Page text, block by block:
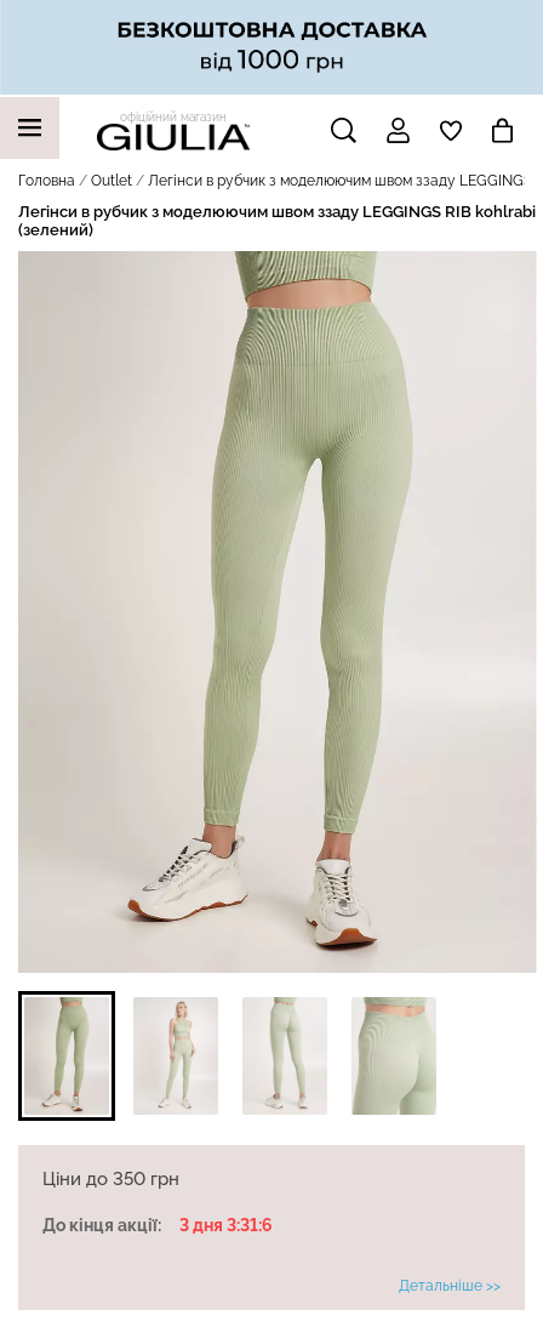
офіційний магазин
Головна Outlet Легінси в рубчик з моделюючим швом ззаду LEGGINGS
Легінси в рубчик з моделюючим швом ззаду LEGGINGS RIB kohlrabi
(зелений)
Ціни до 350 грн
До кінця акції: 3 дня 3:31:5
Детальніше >>
НАШІ ТРЕНДОВІ ТОВАРИ
Велосипедки з високою
талією TRACKS 01
(чорний) Giulia
439 грн. 549 грн.
LEGGINGS (чорний) Giulia
369 грн.